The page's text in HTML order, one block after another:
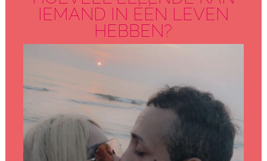
IEMAND IN ÉÉN LEVEN
HEBBEN?